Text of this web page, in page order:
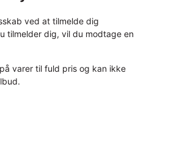
ved at tilmelde dig
tilmelder dig, vil du modtage en
varer til fuld pris og kan ikke